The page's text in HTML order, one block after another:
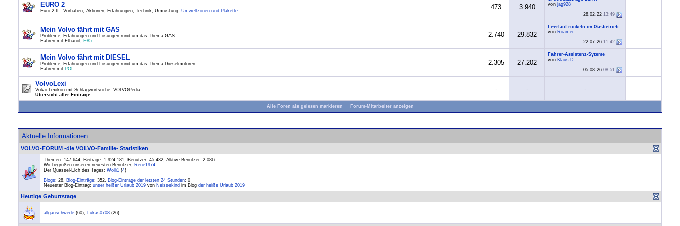
EURO 2
Euro 2 ff. -Vorhaben, Aktionen, Erfahrungen, Technik, Umrüstung- Umweltzonen und Plakette 473 3.940
von jag928
28.02.22 13:49
Mein Volvo fährt mit GAS
Probleme, Erfahrungen und Lösungen rund um das Thema GAS
Fahren mit Ethanol, E85
2.740 29.832
Leerlauf ruckeln im Gasbetrieb
von Roamer
22.07.26 11:42
Mein Volvo fährt mit DIESEL
Probleme, Erfahrungen und Lösungen rund um das Thema Dieselmotoren
Fahren mit PÖL
2.305 27.202
Fahrer-Assistenz-Syteme
von Klaus D
05.08.26 08:51
VolvoLexi
Volvo Lexikon mit Schlagwortsuche -VOLVOPedia-
Übersicht aller Einträge
- - -
Alle Foren als gelesen markieren Forum-Mitarbeiter anzeigen
Aktuelle Informationen
VOLVO-FORUM -die VOLVO-Familie- Statistiken
Themen: 147.644, Beiträge: 1.924.181, Benutzer: 45.432, Aktive Benutzer: 2.086
Wir begrüßen unseren neuesten Benutzer, Rene1974.
Der Quassel-Elch des Tages: Wolli1 (4)
Blogs: 28, Blog-Einträge: 352, Blog-Einträge der letzten 24 Stunden: 0
Neuester Blog-Eintrag: unser heißer Urlaub 2019 von Neissekind im Blog der heiße Urlaub 2019
Heutige Geburtstage
allgäuschwede (60), Lukas0708 (26)